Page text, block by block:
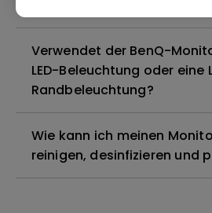
Verwendet der BenQ-
LED-Beleuchtung oder eine
Randbeleuchtung?
Wie kann ich meinen
reinigen, desinfizieren und